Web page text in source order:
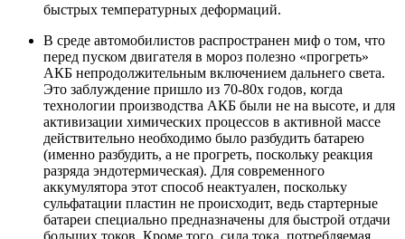
быстрых температурных деформаций.
В среде автомобилистов распространен миф о том, что
перед пуском двигателя в мороз полезно «прогреть»
АКБ непродолжительным включением дальнего света.
Это заблуждение пришло из 70-80х годов, когда
технологии производства АКБ были не на высоте, и для
активизации химических процессов в активной массе
действительно необходимо было разбудить батарею
(именно разбудить, а не прогреть, поскольку реакция
разряда эндотермическая). Для современного
аккумулятора этот способ неактуален, поскольку
сульфатации пластин не происходит, ведь стартерные
батареи специально предназначены для быстрой отдачи
больших токов. Кроме того, сила тока, потребляемая